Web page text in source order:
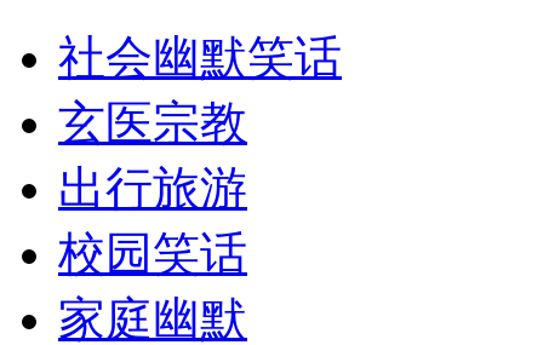
社会幽默笑话
玄医宗教
出行旅游
校园笑话
家庭幽默